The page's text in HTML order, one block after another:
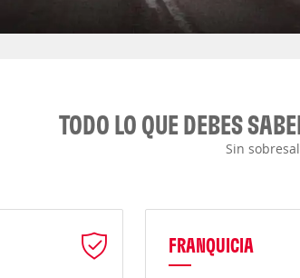
TODO LO QUE DEBES
Sin
FRANQUICIA